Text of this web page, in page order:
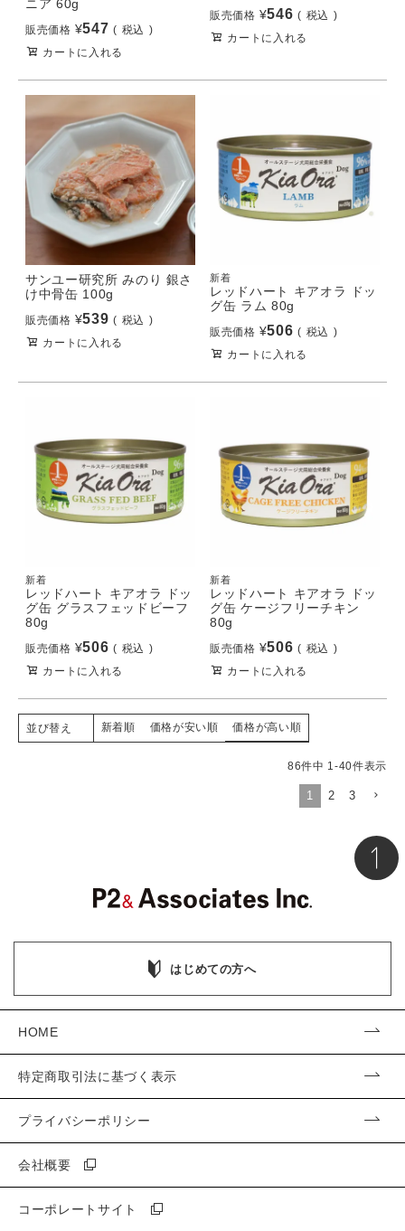
ニア 60g
販売価格 ¥547
税込
カートに入れる
販売価格 ¥546
税込
カートに入れる
サンユー研究所 みのり 銀さ
け中骨缶 100g
販売価格 ¥539
税込
カートに入れる
新着
レッドハート キアオラ ドッ
グ缶 ラム 80g
販売価格 ¥506
税込
カートに入れる
新着
レッドハート キアオラ ドッ
グ缶 グラスフェッドビーフ
80g
販売価格 ¥506
税込
カートに入れる
新着
レッドハート キアオラ ドッ
グ缶 ケージフリーチキン
80g
販売価格 ¥506
税込
カートに入れる
並び替え 新着順 価格が安い順 価格が高い順
86件中 1-40件表示
1 2 3
はじめての方へ
HOME
特定商取引法に基づく表示
プライバシーポリシー
会社概要
コーポレートサイト